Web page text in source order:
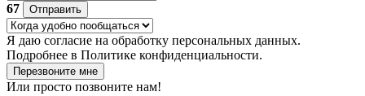
67
Отправить
Я даю согласие на обработку персональных данных.
Подробнее в Политике конфиденциальности.
Перезвоните мне
Или просто позвоните нам!